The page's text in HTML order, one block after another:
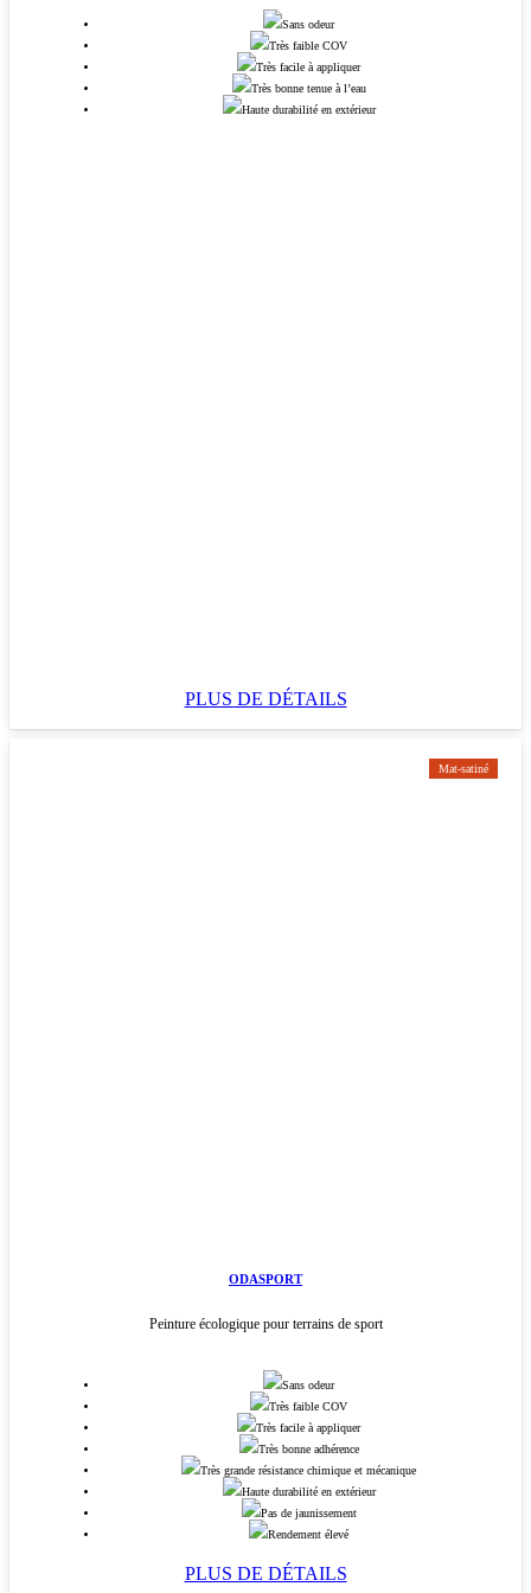
Sans odeur
Très faible COV
Très facile à appliquer
Très bonne tenue à l’eau
Haute durabilité en extérieur
PLUS DE DÉTAILS
Mat-satiné
ODASPORT
Peinture écologique pour terrains de sport
Sans odeur
Très faible COV
Très facile à appliquer
Très bonne adhérence
Très grande résistance chimique et mécanique
Haute durabilité en extérieur
Pas de jaunissement
Rendement élevé
PLUS DE DÉTAILS